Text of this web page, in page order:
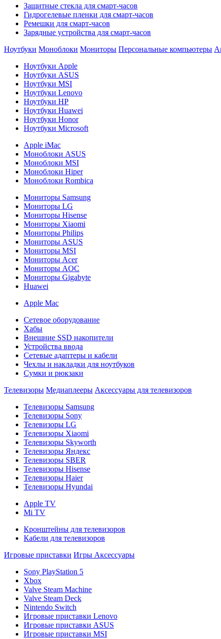
Защитные стекла для смарт-часов
Гидрогелевые пленки для смарт-часов
Ремешки для смарт-часов
Зарядные устройства для смарт-часов
Ноутбуки Моноблоки Мониторы Персональные компьютеры
Ноутбуки Apple
Ноутбуки ASUS
Ноутбуки MSI
Ноутбуки Lenovo
Ноутбуки HP
Ноутбуки Huawei
Ноутбуки Honor
Ноутбуки Microsoft
Apple iMac
Моноблоки ASUS
Моноблоки MSI
Моноблоки Hiper
Моноблоки Rombica
Мониторы Samsung
Мониторы LG
Мониторы Hisense
Мониторы Xiaomi
Мониторы Philips
Мониторы ASUS
Мониторы MSI
Мониторы Acer
Мониторы AOC
Мониторы Gigabyte
Huawei
Apple Mac
Сетевое оборудование
Хабы
Внешние SSD накопители
Устройства ввода
Сетевые адаптеры и кабели
Чехлы и накладки для ноутбуков
Сумки и рюкзаки
Телевизоры Медиаплееры Аксессуары для телевизоров
Телевизоры Samsung
Телевизоры Sony
Телевизоры LG
Телевизоры Xiaomi
Телевизоры Skyworth
Телевизоры Яндекс
Телевизоры SBER
Телевизоры Hisense
Телевизоры Haier
Телевизоры Hyundai
Apple TV
Mi TV
Кронштейны для телевизоров
Кабели для телевизоров
Игровые приставки Игры Аксессуары
Sony PlayStation 5
Xbox
Valve Steam Machine
Valve Steam Deck
Nintendo Switch
Игровые приставки Lenovo
Игровые приставки ASUS
Игровые приставки MSI